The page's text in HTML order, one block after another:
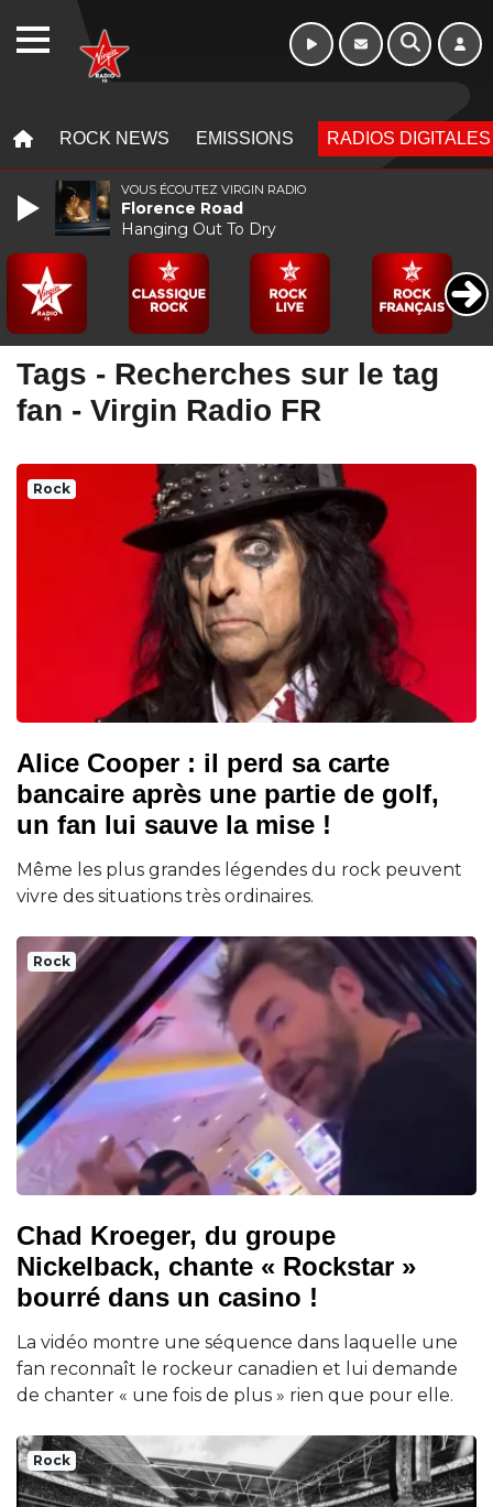
ROCK NEWS EMISSIONS RADIOS DIGITALES
Tags - Recherches sur le tag
fan - Virgin Radio FR
Rock
Alice Cooper : il perd sa carte
bancaire après une partie de golf,
un fan lui sauve la mise !
Même les plus grandes légendes du rock peuvent
vivre des situations très ordinaires.
Rock
Chad Kroeger, du groupe
Nickelback, chante « Rockstar »
bourré dans un casino !
La vidéo montre une séquence dans laquelle une
fan reconnaît le rockeur canadien et lui demande
de chanter « une fois de plus » rien que pour elle.
Rock
VOUS ÉCOUTEZ VIRGIN RADIO
Florence Road
Hanging Out To Dry
WEBRADIO